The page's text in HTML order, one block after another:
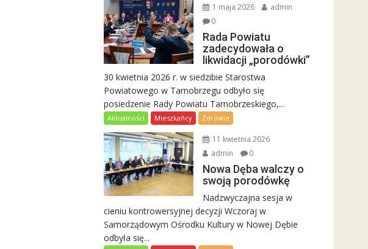
1 maja 2026
admin
0
Rada Powiatu
zadecydowała o
likwidacji „porodówki”
30 kwietnia 2026 r. w siedzibie Starostwa
Powiatowego w Tarnobrzegu odbyło się
posiedzenie Rady Powiatu Tarnobrzeskiego,...
Aktualności Mieszkańcy Zdrowie
11 kwietnia 2026
admin
0
Nowa Dęba walczy o
swoją porodówkę
Nadzwyczajna sesja w
cieniu kontrowersyjnej decyzji Wczoraj w
Samorządowym Ośrodku Kultury w Nowej Dębie
odbyła się...